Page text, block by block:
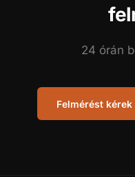
24 órán
Felmérést kérek